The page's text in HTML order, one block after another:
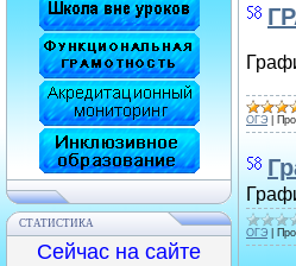
СТАТИСТИКА
Сейчас на сайте
ОГЭ
ОГЭ